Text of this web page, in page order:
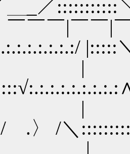
＿_／:::::::::::
|￣￣|￣
Ｖ/
__〈
.〉 /＼
＿＿|/